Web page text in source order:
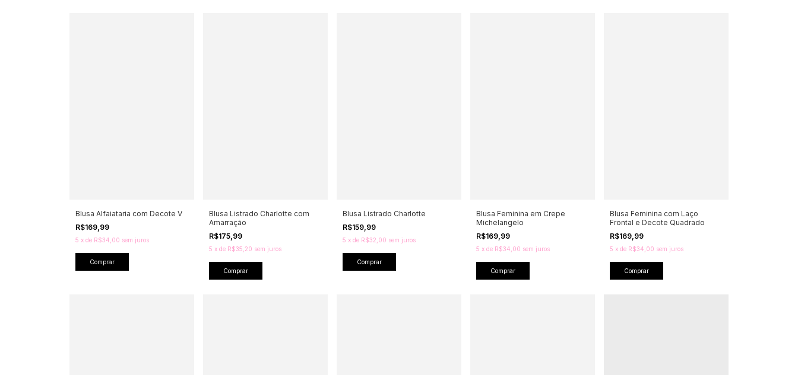
Blusa Alfaiataria com Decote V
R$169,99
5 x de R$34,00 sem juros
Comprar
Blusa Listrado Charlotte com
Amarração
R$175,99
5 x de R$35,20 sem juros
Comprar
Blusa Listrado Charlotte
R$159,99
5 x de R$32,00 sem juros
Comprar
Blusa Feminina em Crepe
Michelangelo
R$169,99
5 x de R$34,00 sem juros
Comprar
Blusa Feminina com Laço
Frontal e Decote Quadrado
R$169,99
5 x de R$34,00 sem juros
Comprar